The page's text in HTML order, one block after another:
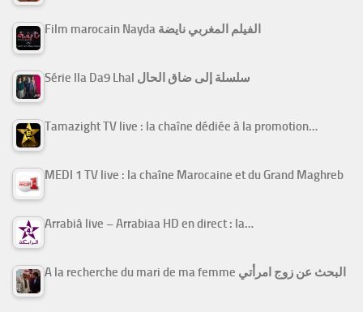
Film marocain Nayda الفيلم المغربي نايضة
Série Ila Da9 Lhal سلسلة إلى ضاق الحال
Tamazight TV live : la chaîne dédiée à la promotion…
MEDI 1 TV live : la chaîne Marocaine et du Grand Maghreb
Arrabiâ live – Arrabiaa HD en direct : la…
A la recherche du mari de ma femme البحث عن زوج امرأتي